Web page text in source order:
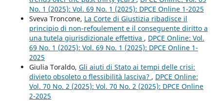
No. 1 (2025): Vol. 69 No. 1 (2025): DPCE Online 1-2025
Sveva Troncone, La Corte di Giustizia ribadisce il
principio di non-refoulement e il conseguente diritto a
una tutela giurisdizionale effettiva , DPCE Online: Vol.
69 No. 1 (2025): Vol. 69 No. 1 (2025): DPCE Online 1-
2025
Giulia Toraldo, Gli aiuti di Stato ai tempi delle crisi:
divieto obsoleto o flessibilità lasciva? , DPCE Online:
Vol. 70 No. 2 (2025): Vol. 70 No. 2 (2025): DPCE Online
2-2025